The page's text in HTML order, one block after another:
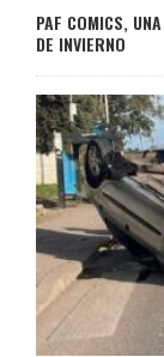
PAF COMICS,
DE INVIERNO